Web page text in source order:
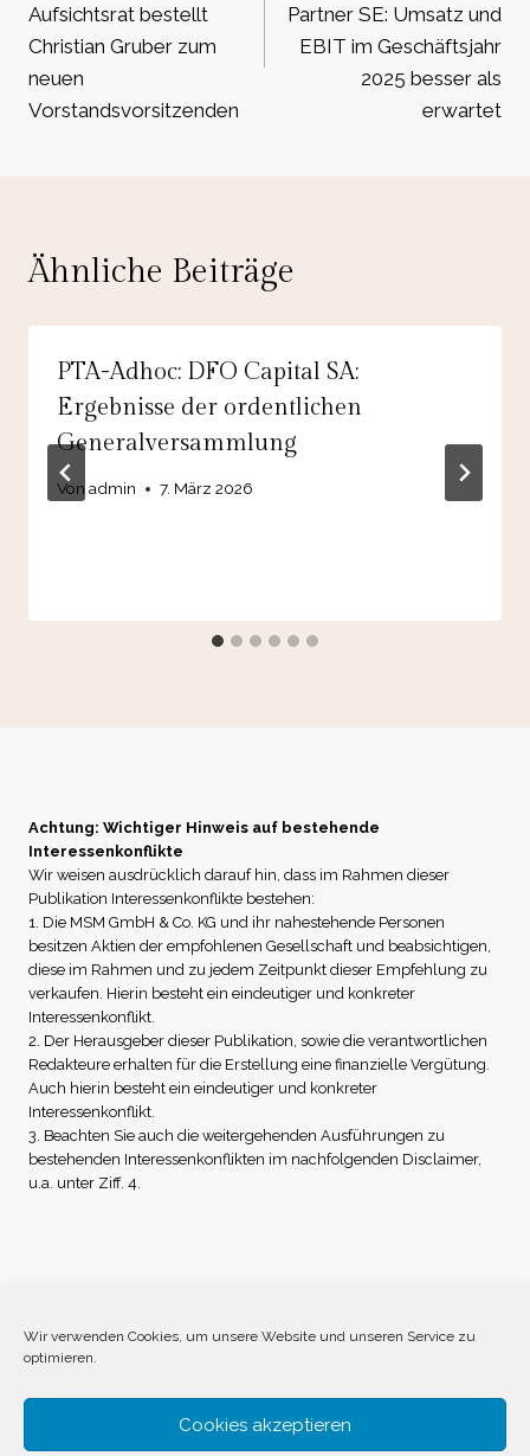
Wir verwenden Cookies, um unsere Website und unseren Service zu
optimieren.
Cookies akzeptieren
Aufsichtsrat bestellt
Christian Gruber zum
neuen
Vorstandsvorsitzenden
Partner SE: Umsatz und
EBIT im Geschäftsjahr
2025 besser als
erwartet
Ähnliche Beiträge
PTA-Adhoc: DFO Capital SA:
Ergebnisse der ordentlichen
Generalversammlung
Von admin 7. März 2026
Achtung: Wichtiger Hinweis auf bestehende
Interessenkonflikte
Wir weisen ausdrücklich darauf hin, dass im Rahmen dieser
Publikation Interessenkonflikte bestehen:
1. Die MSM GmbH & Co. KG und ihr nahestehende Personen
besitzen Aktien der empfohlenen Gesellschaft und beabsichtigen,
diese im Rahmen und zu jedem Zeitpunkt dieser Empfehlung zu
verkaufen. Hierin besteht ein eindeutiger und konkreter
Interessenkonflikt.
2. Der Herausgeber dieser Publikation, sowie die verantwortlichen
Redakteure erhalten für die Erstellung eine finanzielle Vergütung.
Auch hierin besteht ein eindeutiger und konkreter
Interessenkonflikt.
3. Beachten Sie auch die weitergehenden Ausführungen zu
bestehenden Interessenkonflikten im nachfolgenden Disclaimer,
u.a. unter Ziff. 4.
Impressum Datenschutz
Disclaimer